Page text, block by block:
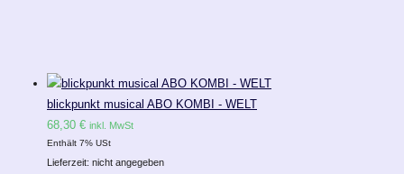
blickpunkt musical ABO KOMBI - WELT
68,30 € inkl. MwSt
Enthält 7% USt
Lieferzeit: nicht angegeben